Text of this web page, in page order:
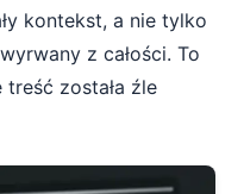
kontekst, a nie tylko
z całości. To
została źle